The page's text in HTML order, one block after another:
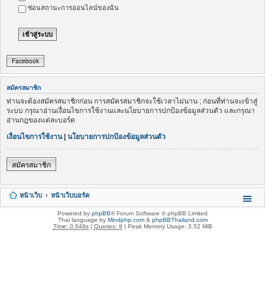
ซ่อนสถานะการออนไลน์ของฉัน
Facebook
สมัครสมาชิก
ท่านจะต้องสมัครสมาชิกก่อน การสมัครสมาชิกจะใช้เวลาไม่นาน ; ก่อนที่ท่านจะเข้าสู่
ระบบ กรุณาอ่านเงื่อนไขการใช้งานและนโยบายการปกป้องข้อมูลส่วนตัว และกรุณา
อ่านกฎของแต่ละบอร์ด
เงื่อนไขการใช้งาน| นโยบายการปกป้องข้อมูลส่วนตัว
สมัครสมาชิก
หน้าเว็บ หน้าเว็บบอร์ด
Powered by phpBB® Forum Software © phpBB Limited
Thai language by Mindphp.com& phpBBThailand.com
Time: 0.049s| Queries: 9 | Peak Memory Usage: 3.52 MiB